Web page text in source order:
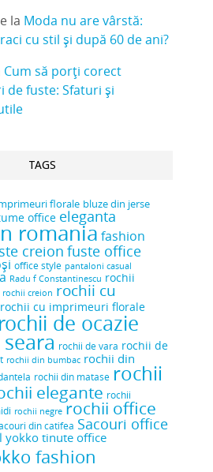
la Moda nu are vârstă:
cu stil și după 60 de ani?
Cum să porți corect
de fuste: Sfaturi și
TAGS
florale bluze din jerse
office eleganta
romania fashion
creion fuste office
office style pantaloni casual
Radu f Constantinescu rochii
rochii creion rochii cu
rochii cu imprimeuri florale
rochii de ocazie
rochii de vara rochii de
rochii din bumbac rochii din
rochii din matase rochii
elegante rochii
rochii negre rochii office
din catifea Sacouri office
yokko tinute office
fashion